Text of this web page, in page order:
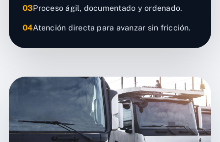
03Proceso ágil, documentado y ordenado.
04Atención directa para avanzar sin fricción.